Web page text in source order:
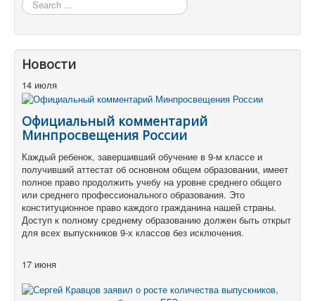
по
Новости
14 июля
Официальный комментарий
Минпросвещения России
Каждый ребенок, завершивший обучение в 9-м классе и
получивший аттестат об основном общем образовании, имеет
полное право продолжить учебу на уровне среднего общего
или среднего профессионального образования. Это
конституционное право каждого гражданина нашей страны.
Доступ к полному среднему образованию должен быть открыт
для всех выпускников 9-х классов без исключения.
17 июня